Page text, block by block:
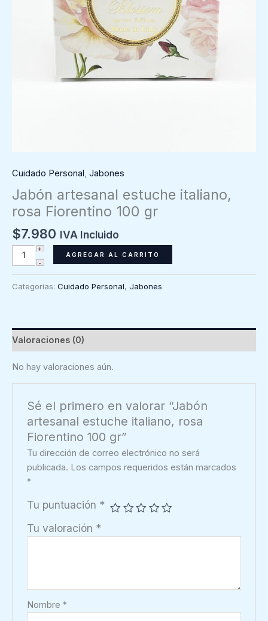
Cuidado Personal, Jabones
Jabón artesanal estuche italiano,
rosa Fiorentino 100 gr
$7.980 IVA Incluido
Jabón
artesanal
italiano,
100
gr
cantidad
AGREGAR AL CARRITO
Categorías: Cuidado Personal, Jabones
Valoraciones (0)
No hay valoraciones aún.
Sé el primero en valorar “Jabón
artesanal estuche italiano, rosa
Fiorentino 100 gr”
Tu dirección de correo electrónico no será
publicada. Los campos requeridos están marcados
*
Tu puntuación *
Tu valoración *
Nombre*